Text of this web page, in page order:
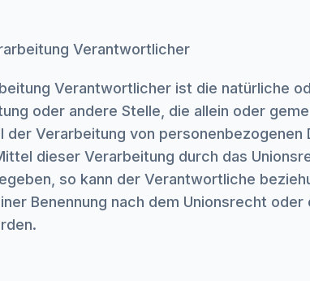
Verantwortlicher
Verantwortlicher ist die natürliche
oder andere Stelle, die allein oder
Verarbeitung von personenbezogenen
dieser Verarbeitung durch das
so kann der Verantwortliche
Benennung nach dem Unionsrecht oder